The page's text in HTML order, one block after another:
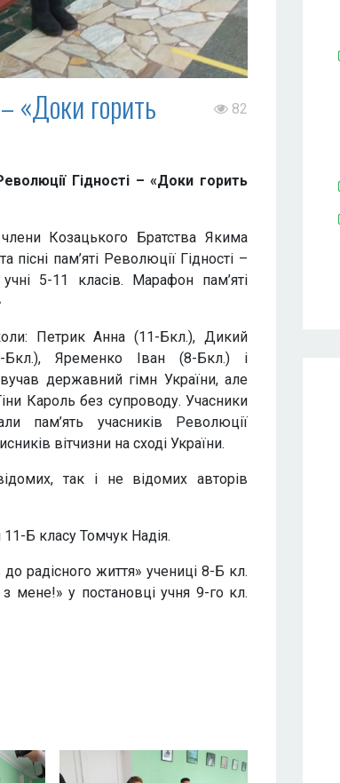
– «Доки горить 82
Гідності – «Доки горить
Козацького Братства Якима
пам’яті Революції Гідності –
5-11 класів. Марафон пам’яті
Петрик Анна (11-Бкл.), Дикий
Бкл.), Яременко Іван (8-Бкл.) і
державний гімн України, але
Кароль без супроводу. Учасники
пам’ять учасників Революції
вітчизни на сході України.
так і не відомих авторів
11-Б класу Томчук Надія.
радісного життя» учениці 8-Б кл.
з мене!» у постановці учня 9-го кл.